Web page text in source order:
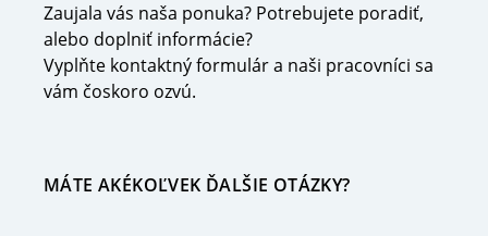
Zaujala vás naša ponuka? Potrebujete poradiť,
alebo doplniť informácie?
Vyplňte kontaktný formulár a naši pracovníci sa
vám čoskoro ozvú.
MÁTE AKÉKOĽVEK ĎALŠIE OTÁZKY?